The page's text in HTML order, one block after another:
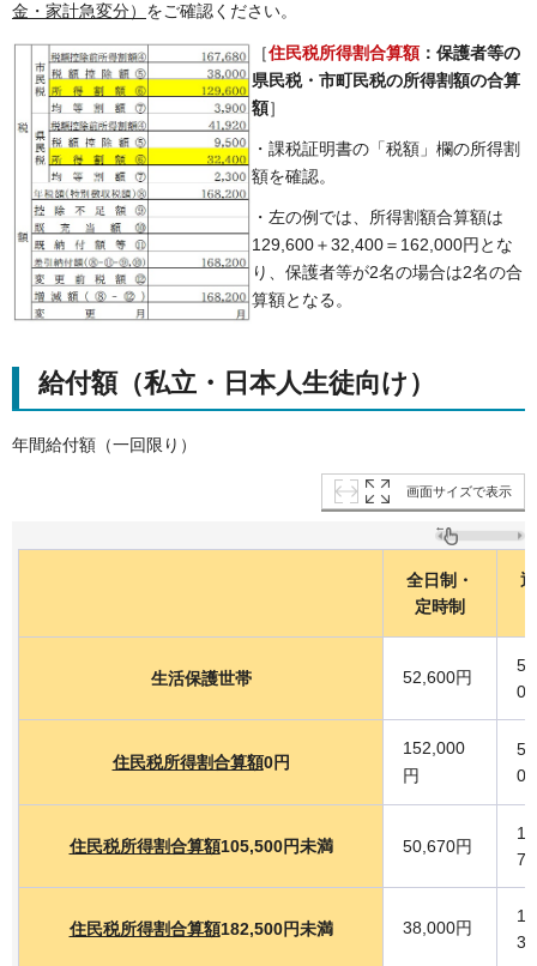
金・家計急変分） をご確認ください。
［住民税所得割合算額：保護者等の
県民税・市町民税の所得割額の合算
額］
・課税証明書の「税額」欄の所得割
額を確認。
・左の例では、所得割額合算額は
129,600＋32,400＝162,000円とな
り、保護者等が2名の場合は2名の合
算額となる。
給付額（私立・日本人生徒向け）
年間給付額（一回限り）
画面サイズで表示
全日制・
定時制
生活保護世帯 52,600円
住民税所得割合算額0円
152,000
円
住民税所得割合算額105,500円未満 50,670円
住民税所得割合算額182,500円未満 38,000円